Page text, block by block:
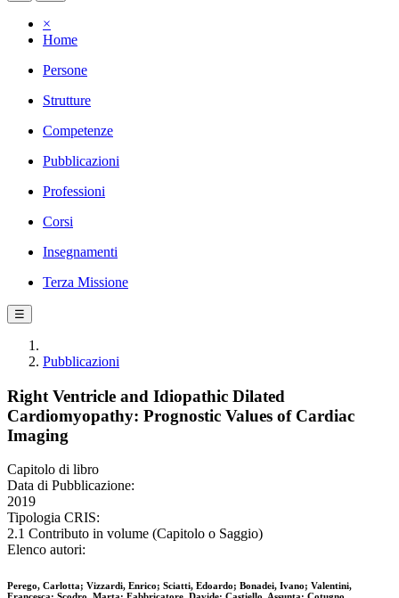
×
Home
Persone
Strutture
Competenze
Pubblicazioni
Professioni
Corsi
Insegnamenti
Terza Missione
☰
Pubblicazioni
Right Ventricle and Idiopathic Dilated
Cardiomyopathy: Prognostic Values of Cardiac
Imaging
Capitolo di libro
Data di Pubblicazione:
2019
Tipologia CRIS:
2.1 Contributo in volume (Capitolo o Saggio)
Elenco autori:
Perego, Carlotta; Vizzardi, Enrico; Sciatti, Edoardo; Bonadei, Ivano; Valentini,